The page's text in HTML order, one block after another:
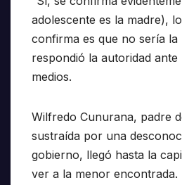
adolescente es la madre),
confirma es que no sería la
respondió la autoridad
medios.
Wilfredo Cunurana, padre
sustraída por una
gobierno, llegó hasta la
ver a la menor encontrada.